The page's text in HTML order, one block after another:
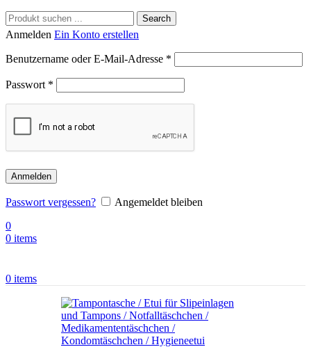
Search
Anmelden Ein Konto erstellen
Benutzername oder E-Mail-Adresse *
Passwort *
Anmelden
Passwort vergessen?
Angemeldet bleiben
0
0 items
0 items